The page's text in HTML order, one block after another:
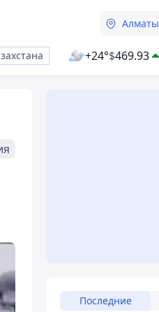
Алматы
+24°$469.93
Последние